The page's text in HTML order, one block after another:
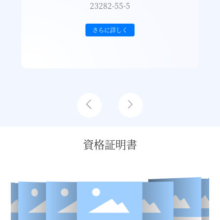
23282-55-5
さらに詳しく
資格証明書